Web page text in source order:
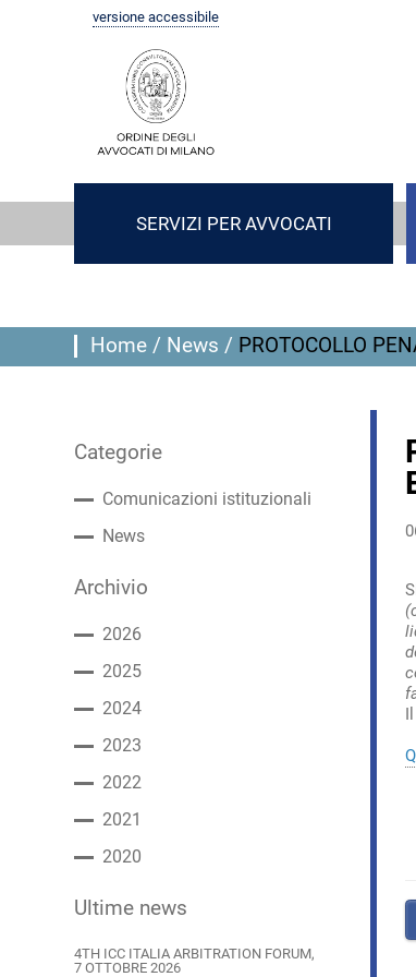
versione accessibile
SERVIZI PER AVVOCATI
Home / News / PROTOCOLLO
Categorie
Comunicazioni istituzionali
News
Archivio
2026
2025
2024
2023
2022
2021
2020
Ultime news
4TH ICC ITALIA ARBITRATION FORUM,
7 OTTOBRE 2026